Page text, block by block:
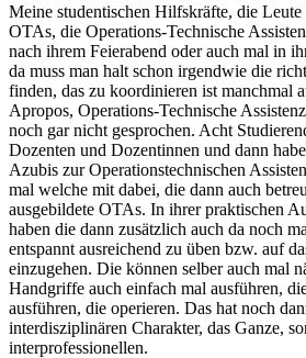
Meine studentischen Hilfskräfte, die Leute
OTAs, die Operations-Technische
nach ihrem Feierabend oder auch mal in
da muss man halt schon irgendwie die
finden, das zu koordinieren ist manchmal
Apropos, Operations-Technische
noch gar nicht gesprochen. Acht
Dozenten und Dozentinnen und dann
Azubis zur Operationstechnischen
mal welche mit dabei, die dann auch
ausgebildete OTAs. In ihrer praktischen
haben die dann zusätzlich auch da noch
entspannt ausreichend zu üben bzw. auf
einzugehen. Die können selber auch mal
Handgriffe auch einfach mal ausführen,
ausführen, die operieren. Das hat noch
interdisziplinären Charakter, das Ganze,
interprofessionellen.